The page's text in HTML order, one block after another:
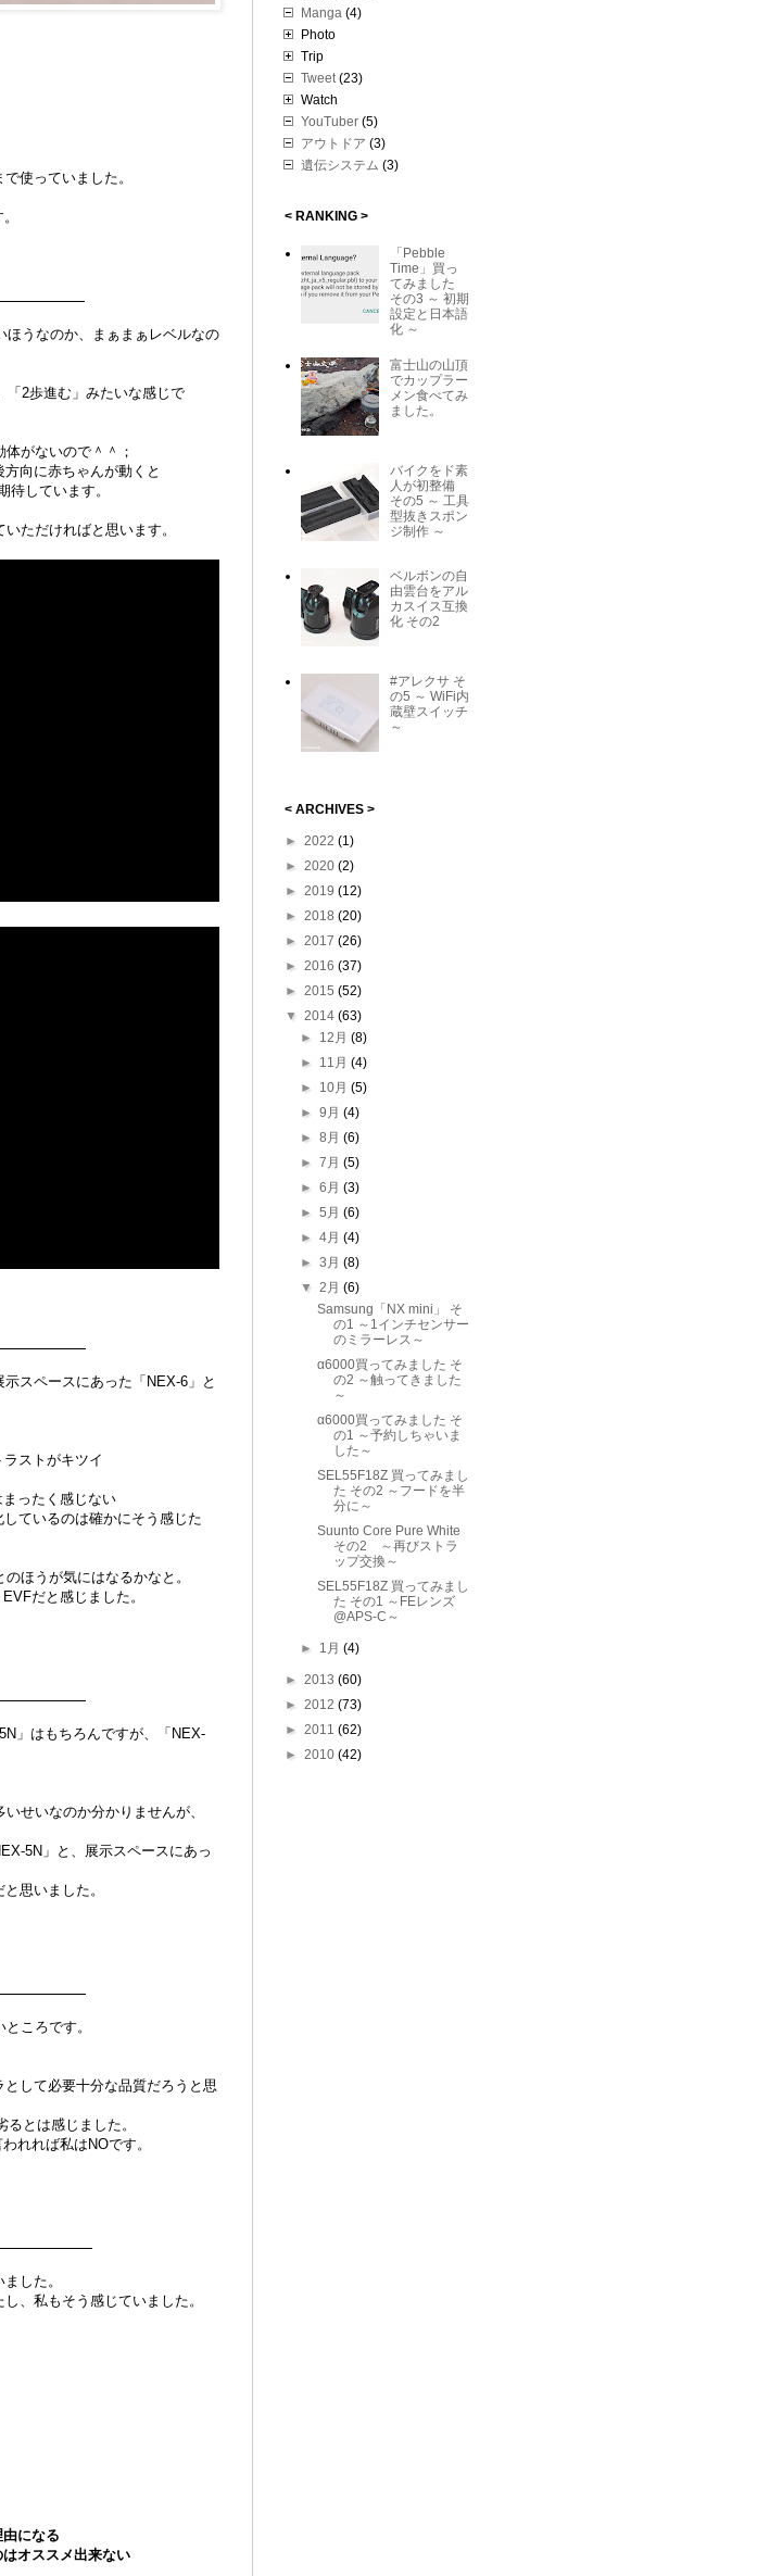
使っていました。
ほうなのか、まぁまぁレベルなの
「2歩進む」みたいな感じで
がないので＾＾；
向に赤ちゃんが動くと
しています。
ただければと思います。
スペースにあった「NEX-6」と
ストがキツイ
ったく感じない
ているのは確かにそう感じた
ほうが気にはなるかなと。
だと感じました。
」はもちろんですが、「NEX-
せいなのか分かりませんが、
5N」と、展示スペースにあっ
思いました。
ころです。
として必要十分な品質だろうと思
とは感じました。
れれば私はNOです。
した。
、私もそう感じていました。
になる
オススメ出来ない
Manga (4)
Photo
Trip
Tweet (23)
Watch
YouTuber (5)
アウトドア (3)
遺伝システム (3)
< RANKING >
「Pebble
Time」買っ
てみました
その3 ～ 初期
設定と日本語
化 ～
富士山の山頂
でカップラー
メン食べてみ
ました。
バイクをド素
人が初整備
その5 ～ 工具
型抜きスポン
ジ制作 ～
ベルボンの自
由雲台をアル
カスイス互換
化 その2
#アレクサ そ
の5 ～ WiFi内
蔵壁スイッチ
～
< ARCHIVES >
► 2022 (1)
► 2020 (2)
► 2019 (12)
► 2018 (20)
► 2017 (26)
► 2016 (37)
► 2015 (52)
▼ 2014 (63)
► 12月(8)
► 11月(4)
► 10月(5)
►9月(4)
►8月(6)
►7月(5)
►6月(3)
►5月(6)
►4月(4)
►3月(8)
▼2月(6)
Samsung「NX mini」 そ
の1 ～1インチセンサー
のミラーレス～
α6000買ってみました そ
の2 ～触ってきました
～
α6000買ってみました そ
の1 ～予約しちゃいま
した～
SEL55F18Z 買ってみまし
た その2 ～フードを半
分に～
Suunto Core Pure White
その2 ～再びストラ
ップ交換～
SEL55F18Z 買ってみまし
た その1 ～FEレンズ
@APS-C～
► 1月(4)
► 2013 (60)
► 2012 (73)
► 2011 (62)
► 2010 (42)